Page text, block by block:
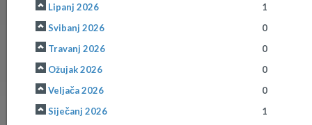
Lipanj 2026
1
Svibanj 2026
0
Travanj 2026
0
Ožujak 2026
0
Veljača 2026
0
Siječanj 2026
1